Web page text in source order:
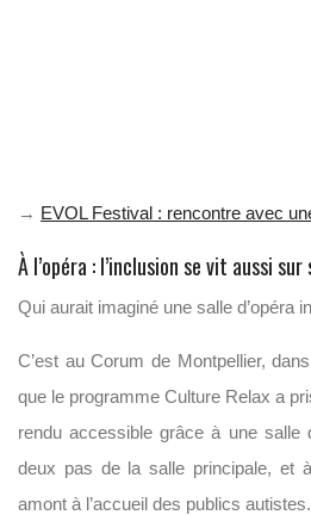
→ EVOL Festival : rencontre avec
À l’opéra : l’inclusion se vit aussi sur
Qui aurait imaginé une salle d’opéra
C’est au Corum de Montpellier,
que le programme Culture Relax a
rendu accessible grâce à une salle
deux pas de la salle principale, et
amont à l’accueil des publics autistes.